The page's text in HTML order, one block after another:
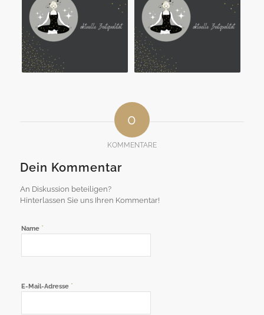
0
KOMMENTARE
Dein Kommentar
An Diskussion beteiligen?
Hinterlassen Sie uns Ihren Kommentar!
Name *
E-Mail-Adresse *